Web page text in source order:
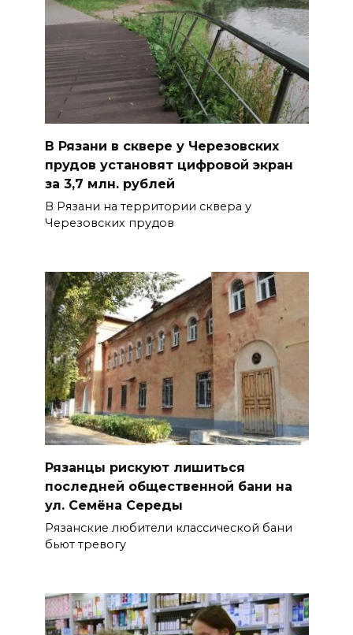
В Рязани в сквере у Черезовских
прудов установят цифровой экран
за 3,7 млн. рублей
В Рязани на территории сквера у
Черезовских прудов
Рязанцы рискуют лишиться
последней общественной бани на
ул. Семёна Середы
Рязанские любители классической бани
бьют тревогу